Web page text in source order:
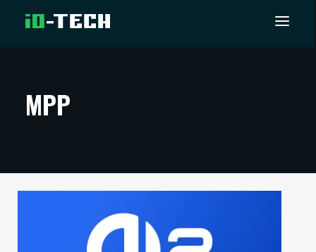
ARTIKKELIT
TECHBBS
MPP